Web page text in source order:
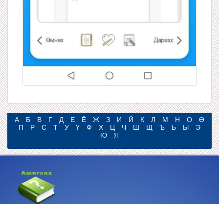
А Б В Г Д Е Ё Ж З И Й К Л М Н О
Ө
П
Р С Т У Ү Ф Х Ц Ч Ш Щ Ъ Ь Ы
Э
Ю
Я